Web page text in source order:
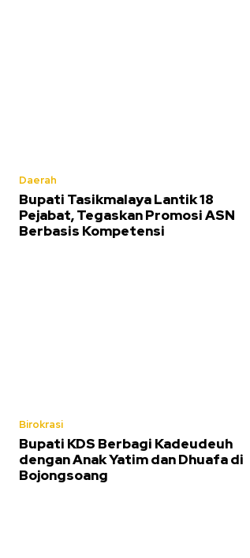
Daerah
Bupati Tasikmalaya Lantik 18
Pejabat, Tegaskan Promosi ASN
Berbasis Kompetensi
Birokrasi
Bupati KDS Berbagi Kadeudeuh
dengan Anak Yatim dan Dhuafa di
Bojongsoang